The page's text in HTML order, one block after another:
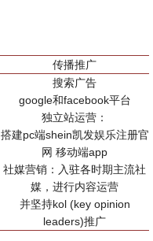
传播推广
搜索广告
google和facebook平台
独立站运营：
搭建pc端shein凯发娱乐注册官
网 移动端app
社媒营销：入驻各时期主流社
媒，进行内容运营
并坚持kol (key opinion
leaders)推广